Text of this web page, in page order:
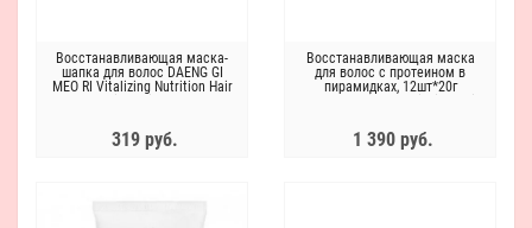
Восстанавливающая маска-
шапка для волос DAENG GI
MEO RI Vitalizing Nutrition Hair
319 руб.
Восстанавливающая маска
для волос с протеином в
пирамидках, 12шт*20г
1 390 руб.